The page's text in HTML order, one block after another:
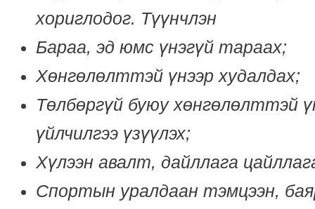
хориглодог. Түүнчлэн
Бараа, эд юмс үнэгүй тараах;
Хөнгөлөлттэй үнээр худалдах;
Төлбөргүй буюу хөнгөлөлттэй
үйлчилгээ үзүүлэх;
Хүлээн авалт, дайллага
Спортын уралдаан тэмцээн,